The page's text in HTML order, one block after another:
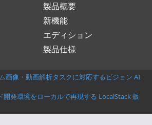
製品概要
新機能
エディション
製品仕様
画像・動画解析タスクに対応するビジョン AI
開発環境をローカルで再現する LocalStack 販